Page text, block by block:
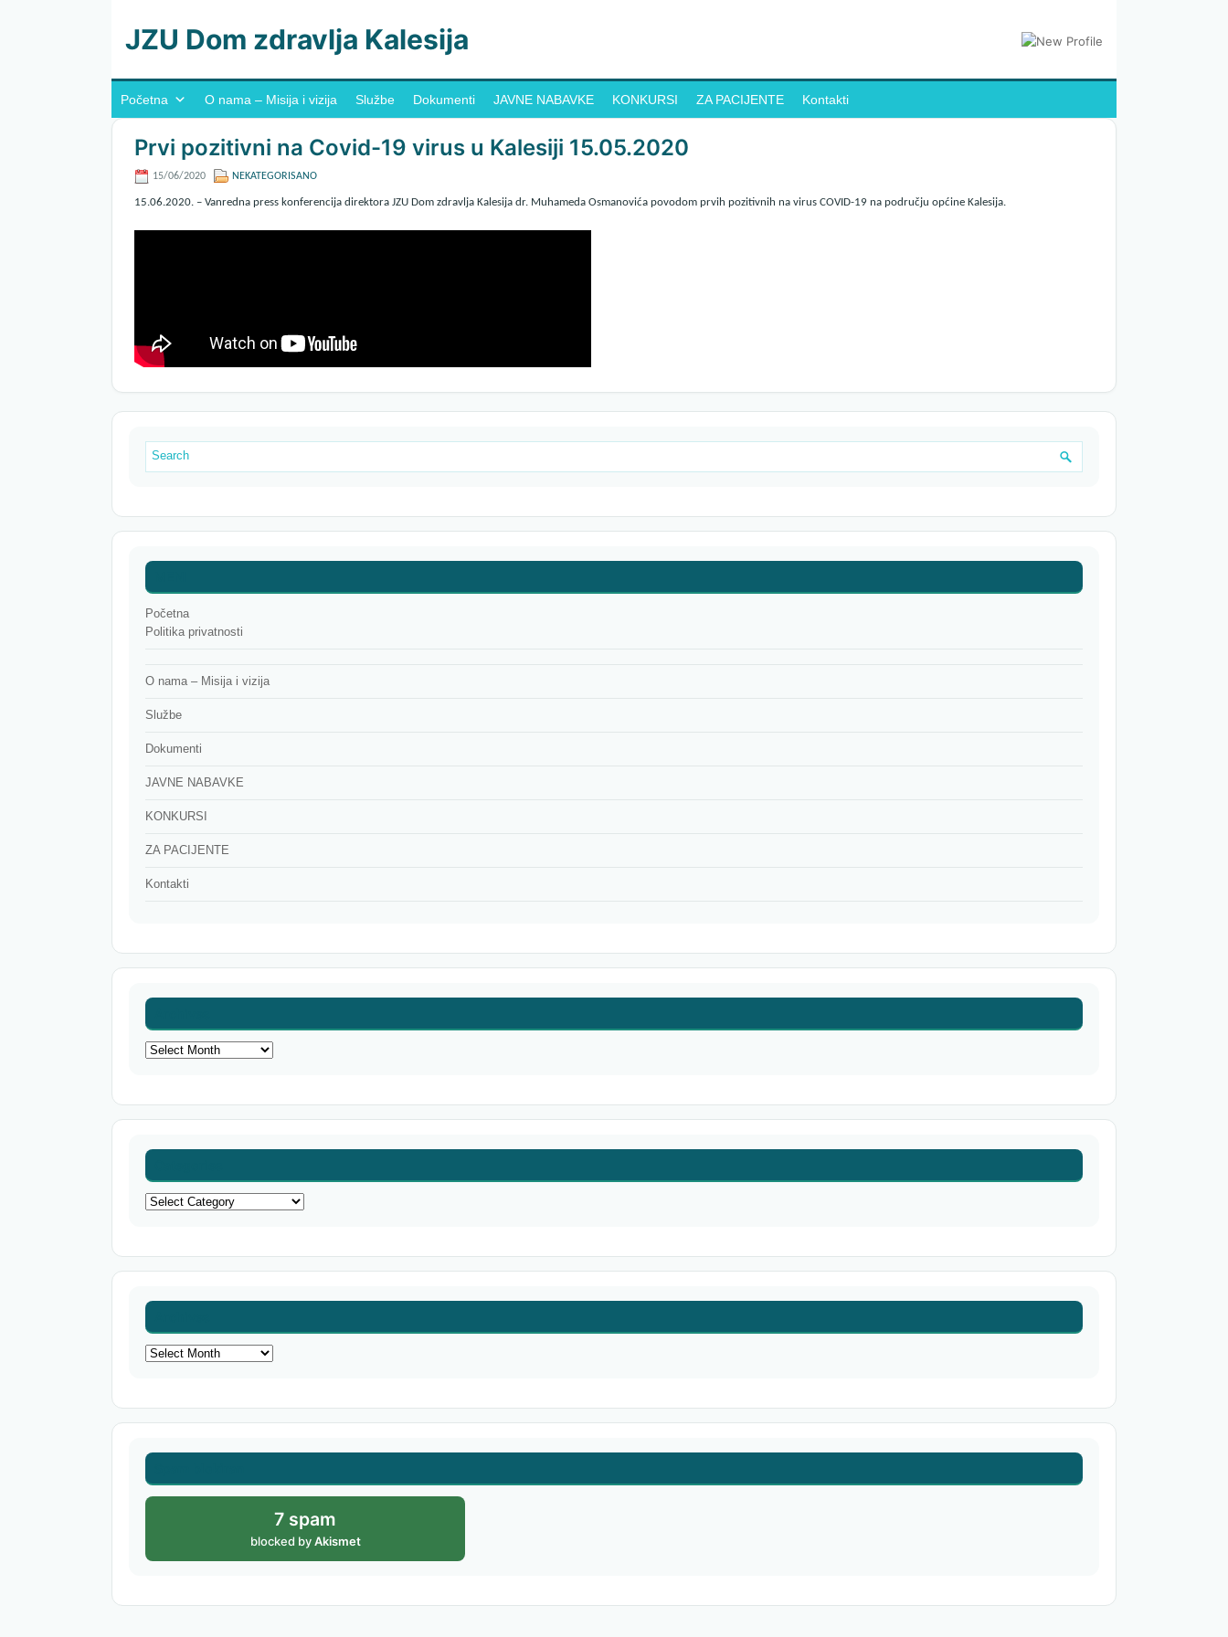
JZU Dom zdravlja Kalesija
Početna O nama – Misija i vizija Službe Dokumenti JAVNE NABAVKE KONKURSI ZA PACIJENTE Kontakti
Prvi pozitivni na Covid-19 virus u Kalesiji 15.05.2020
15/06/2020 NEKATEGORISANO
15.06.2020. – Vanredna press konferencija direktora JZU Dom zdravlja Kalesija dr. Muhameda Osmanovića povodom prvih pozitivnih na virus COVID-19 na području općine Kalesija.
Početna
Politika privatnosti
O nama – Misija i vizija
Službe
Dokumenti
JAVNE NABAVKE
KONKURSI
ZA PACIJENTE
Kontakti
Archives
Categories
Archives
7 spam
blocked byAkismet